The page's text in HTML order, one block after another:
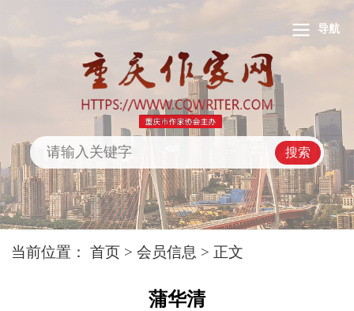
导航
搜索
当前位置：首页 >会员信息 > 正文
蒲华清